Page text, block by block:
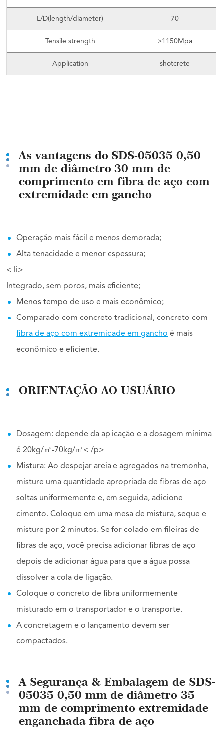
L/D(length/diameter) 70
Tensile strength >1150Mpa
Application shotcrete
As vantagens do SDS-05035 0,50
mm de diâmetro 30 mm de
comprimento em fibra de aço com
extremidade em gancho
Operação mais fácil e menos demorada;
Alta tenacidade e menor espessura;
< li>
Integrado, sem poros, mais eficiente;
Menos tempo de uso e mais econômico;
Comparado com concreto tradicional, concreto com
fibra de aço com extremidade em gancho é mais
econômico e eficiente.
ORIENTAÇÃO AO USUÁRIO
Dosagem: depende da aplicação e a dosagem mínima
é 20kg/㎥-70kg/㎥< /p>
Mistura: Ao despejar areia e agregados na tremonha,
misture uma quantidade apropriada de fibras de aço
soltas uniformemente e, em seguida, adicione
cimento. Coloque em uma mesa de mistura, seque e
misture por 2 minutos. Se for colado em fileiras de
fibras de aço, você precisa adicionar fibras de aço
depois de adicionar água para que a água possa
dissolver a cola de ligação.
Coloque o concreto de fibra uniformemente
misturado em o transportador e o transporte.
A concretagem e o lançamento devem ser
compactados.
A Segurança & Embalagem de SDS-
05035 0,50 mm de diâmetro 35
mm de comprimento extremidade
enganchada fibra de aço